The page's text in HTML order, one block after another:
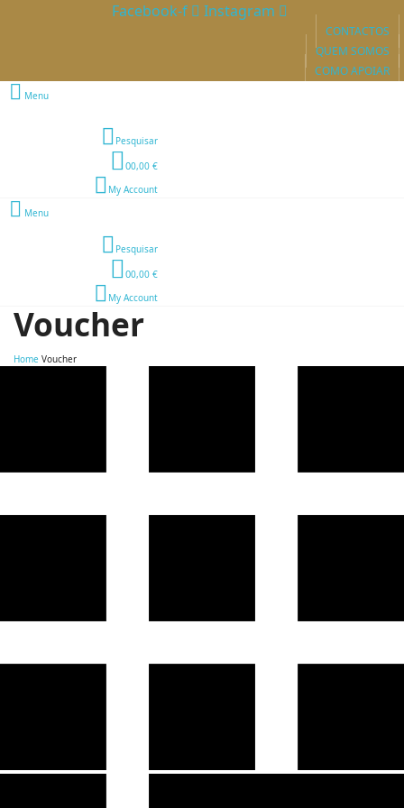
Facebook-f Instagram
CONTACTOS
QUEM SOMOS
COMO APOIAR
Menu
Pesquisar
00,00 €
My Account
Menu
Pesquisar
00,00 €
My Account
Voucher
Home Voucher